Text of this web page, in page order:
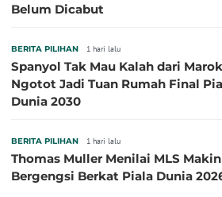
Belum Dicabut
BERITA PILIHAN 1 hari lalu
Spanyol Tak Mau Kalah dari
Ngotot Jadi Tuan Rumah Final
Dunia 2030
BERITA PILIHAN 1 hari lalu
Thomas Muller Menilai MLS Makin
Bergengsi Berkat Piala Dunia